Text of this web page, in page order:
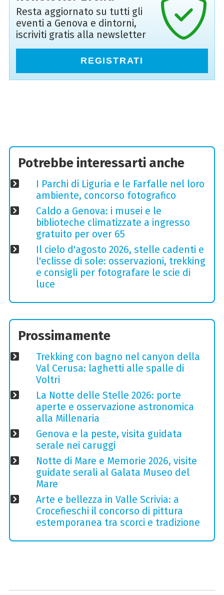
Resta aggiornato su tutti gli
eventi a Genova e dintorni,
iscriviti gratis alla newsletter
REGISTRATI
Potrebbe interessarti anche
I Parchi di Liguria e le Farfalle nel loro
ambiente, concorso fotografico
Caldo a Genova: i musei e le
biblioteche climatizzate a ingresso
gratuito per over 65
Il cielo d'agosto 2026, stelle cadenti e
l'eclisse di sole: osservazioni, trekking
e consigli per fotografare le scie di
luce
Prossimamente
Trekking con bagno nel canyon della
Val Cerusa: laghetti alle spalle di
Voltri
La Notte delle Stelle 2026: porte
aperte e osservazione astronomica
alla Millenaria
Genova e la peste, visita guidata
serale nei caruggi
Notte di Mare e Memorie 2026, visite
guidate serali al Galata Museo del
Mare
Arte e bellezza in Valle Scrivia: a
Crocefieschi il concorso di pittura
estemporanea tra scorci e tradizione